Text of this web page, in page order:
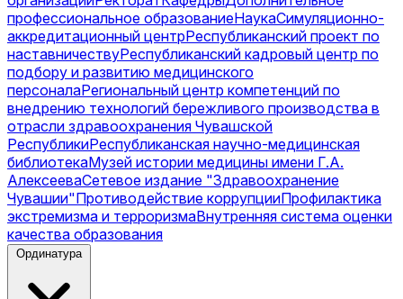
профессиональное образованиеНаукаСимуляционно-
аккредитационный центрРеспубликанский проект по
наставничествуРеспубликанский кадровый центр по
подбору и развитию медицинского
персоналаРегиональный центр компетенций по
внедрению технологий бережливого производства в
отрасли здравоохранения Чувашской
РеспубликиРеспубликанская научно-медицинская
библиотекаМузей истории медицины имени Г.А.
АлексееваСетевое издание "Здравоохранение
Чувашии"Противодействие коррупцииПрофилактика
экстремизма и терроризмаВнутренняя система оценки
качества образования
Ординатура